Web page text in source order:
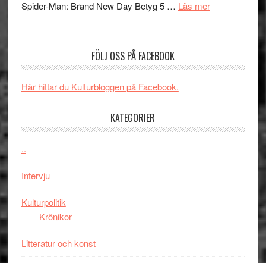
imponerande
i
Spider-Man: Brand New Day Betyg 5 … Läs merom
vara
FÖLJ OSS PÅ FACEBOOK
Här hittar du Kulturbloggen på Facebook.
KATEGORIER
..
Intervju
Kulturpolitik
Krönikor
Litteratur och konst